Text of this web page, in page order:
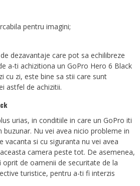
pentru imagini;
dezavantaje care pot sa echilibreze
a-ti achizitiona un GoPro Hero 6 Black
cu zi, este bine sa stii care sunt
astfel de achizitii.
urias, in conditiile in care un GoPro iti
buzunar. Nu vei avea nicio probleme in
vacanta si cu siguranta nu vei avea
camera peste tot. De asemenea,
de oamenii de securitate de la
turistice, pentru a-ti fi interzis